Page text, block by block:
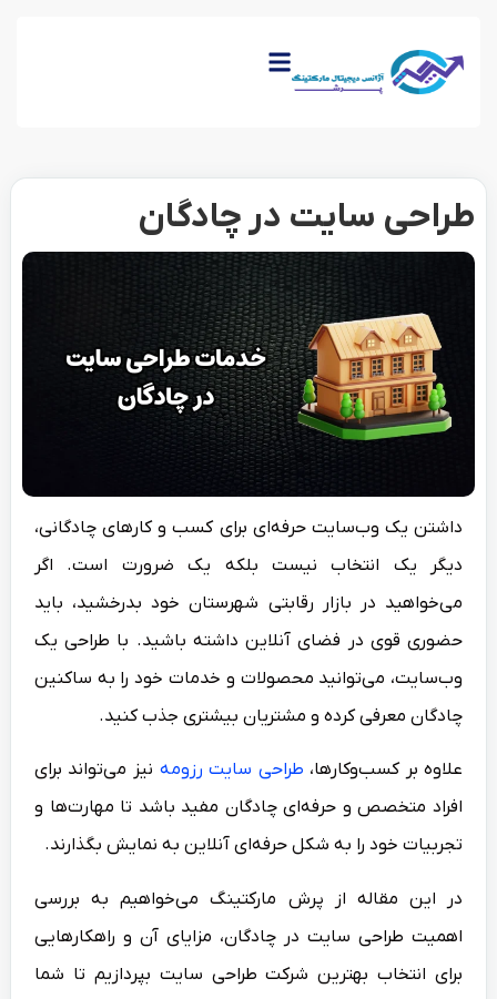
طراحی سایت در چادگان
داشتن یک وب‌سایت حرفه‌ای برای کسب‌ و کارهای چادگانی،
دیگر یک انتخاب نیست بلکه یک ضرورت است. اگر
می‌خواهید در بازار رقابتی شهرستان خود بدرخشید، باید
حضوری قوی در فضای آنلاین داشته باشید. با طراحی یک
وب‌سایت، می‌توانید محصولات و خدمات خود را به ساکنین
چادگان معرفی کرده و مشتریان بیشتری جذب کنید.
علاوه بر کسب‌وکارها، طراحی سایت رزومه نیز می‌تواند برای
افراد متخصص و حرفه‌ای چادگان مفید باشد تا مهارت‌ها و
تجربیات خود را به شکل حرفه‌ای آنلاین به نمایش بگذارند.
در این مقاله از پرش مارکتینگ می‌خواهیم به بررسی
اهمیت طراحی سایت در چادگان، مزایای آن و راهکارهایی
برای انتخاب بهترین شرکت طراحی سایت بپردازیم تا شما